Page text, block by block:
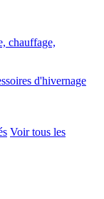
chauffage,
d'hivernage
Voir tous les